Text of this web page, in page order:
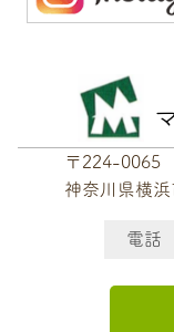
〒224-0065
神奈川県横
電話